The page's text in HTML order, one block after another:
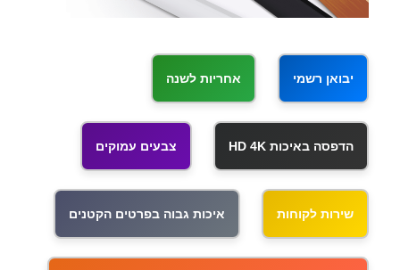
יבואן רשמי אחריות לשנה
הדפסה באיכות HD 4K צבעים עמוקים
שירות לקוחות איכות גבוה בפרטים הקטנים